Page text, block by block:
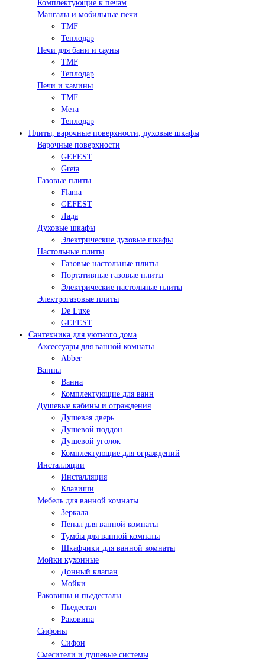
Комплектующие к печам
Мангалы и мобильные печи
TMF
Теплодар
Печи для бани и сауны
TMF
Теплодар
Печи и камины
TMF
Мета
Теплодар
Плиты, варочные поверхности, духовые шкафы
Варочные поверхности
GEFEST
Greta
Газовые плиты
Flama
GEFEST
Лада
Духовые шкафы
Электрические духовые шкафы
Настольные плиты
Газовые настольные плиты
Портативные газовые плиты
Электрические настольные плиты
Электрогазовые плиты
De Luxe
GEFEST
Сантехника для уютного дома
Аксессуары для ванной комнаты
Abber
Ванны
Ванна
Комплектующие для ванн
Душевые кабины и ограждения
Душевая дверь
Душевой поддон
Душевой уголок
Комплектующие для ограждений
Инсталляции
Инсталляция
Клавиши
Мебель для ванной комнаты
Зеркала
Пенал для ванной комнаты
Тумбы для ванной комнаты
Шкафчики для ванной комнаты
Мойки кухонные
Донный клапан
Мойки
Раковины и пьедесталы
Пьедестал
Раковина
Сифоны
Сифон
Смесители и душевые системы